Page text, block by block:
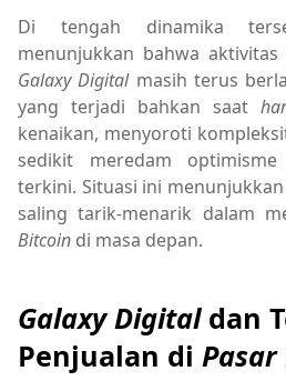
Di tengah dinamika
menunjukkan bahwa aktivitas
Galaxy Digitalmasih terus
yang terjadi bahkan saat
kenaikan, menyoroti
sedikit meredam
terkini. Situasi ini
saling tarik-menarik dalam
Bitcoin di masa depan.
Galaxy Digitaldan
Penjualan di